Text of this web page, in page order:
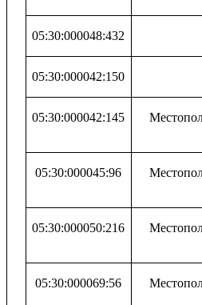
05:30:000048:432
05:30:000042:150
05:30:000042:145
05:30:000045:96
05:30:000050:216
05:30:000069:56